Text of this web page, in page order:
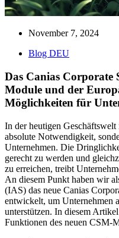
November 7, 2024
Blog DEU
Das Canias Corporate
Module und der
Möglichkeiten für
In der heutigen
absolute Notwendigkeit,
Unternehmen. Die
gerecht zu werden und
zu erreichen, treibt
An diesem Punkt haben wir
(IAS) das neue Canias
entwickelt, um Unternehmen
unterstützen. In diesem
Funktionen des neuen CSM-